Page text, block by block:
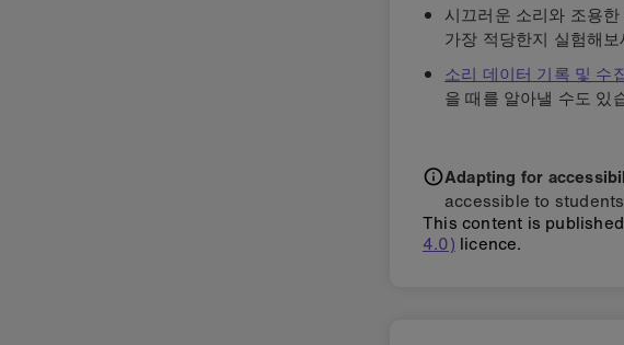
시끄러운 소리와 조용
가장 적당한지 실험해보
소리 데이터 기록 및 수
을 때를 알아낼 수도 있
Adapting for
accessible to
This content is
4.0) licence.